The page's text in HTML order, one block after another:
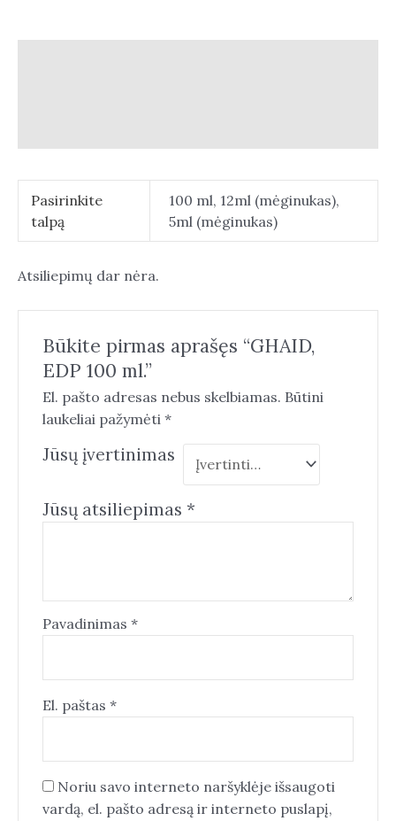
Pasirinkite
talpą
100 ml, 12ml (mėginukas),
5ml (mėginukas)
Atsiliepimų dar nėra.
Būkite pirmas aprašęs “GHAID,
EDP 100 ml.”
El. pašto adresas nebus skelbiamas. Būtini
laukeliai pažymėti *
Jūsų įvertinimas
Jūsų atsiliepimas *
Pavadinimas *
El. paštas *
Noriu savo interneto naršyklėje išsaugoti
vardą, el. pašto adresą ir interneto puslapį,